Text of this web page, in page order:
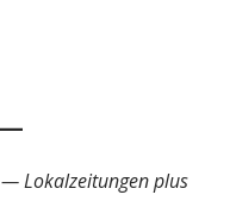
— Lokalzeitungen plus